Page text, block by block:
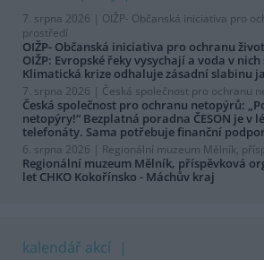
7. srpna 2026 | OIŽP- Občanská iniciativa pro
prostředí
OIŽP- Občanská iniciativa pro ochranu
OIŽP: Evropské řeky vysychají a voda v
Klimatická krize odhaluje zásadní slabinu
7. srpna 2026 | Česká společnost pro ochranu
Česká společnost pro ochranu netopýrů:
netopýry!“ Bezplatná poradna ČESON je v
telefonáty. Sama potřebuje finanční
6. srpna 2026 | Regionální muzeum Mělník,
Regionální muzeum Mělník, příspěvková
let CHKO Kokořínsko - Máchův kraj
kalendář akcí